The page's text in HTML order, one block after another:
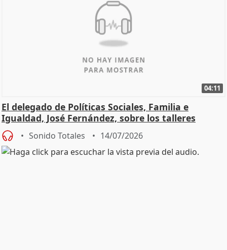
04:11
El delegado de Políticas Sociales, Familia e
Igualdad, José Fernández, sobre los talleres
Sonido Totales 14/07/2026